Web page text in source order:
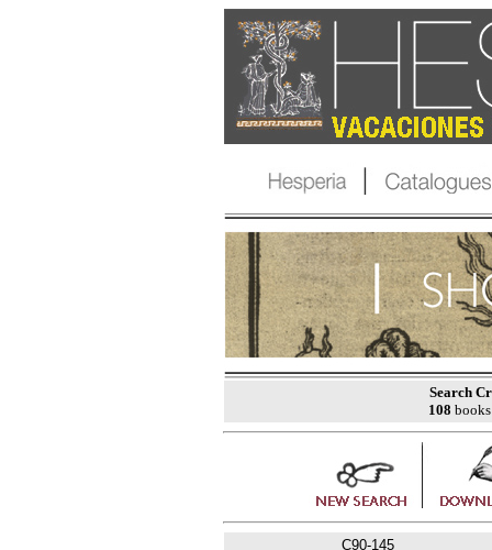
Search
108
C90-145